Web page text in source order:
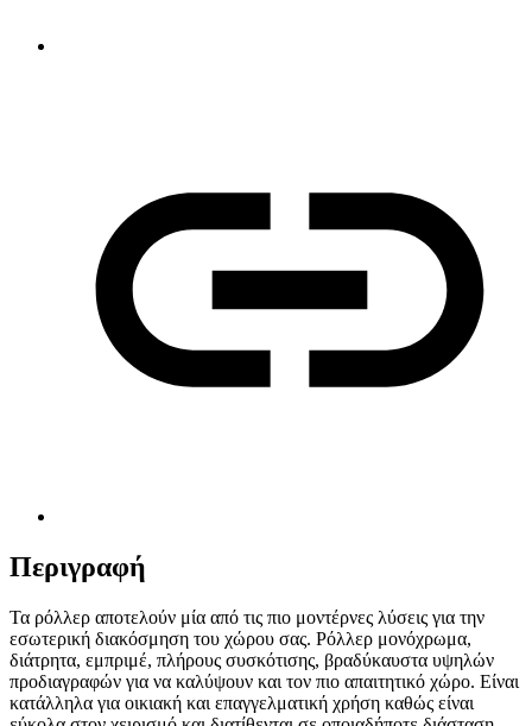
Περιγραφή
Τα ρόλλερ αποτελούν μία από τις πιο μοντέρνες λύσεις για την
εσωτερική διακόσμηση του χώρου σας. Ρόλλερ μονόχρωμα,
διάτρητα, εμπριμέ, πλήρους συσκότισης, βραδύκαυστα υψηλών
προδιαγραφών για να καλύψουν και τον πιο απαιτητικό χώρο. Είναι
κατάλληλα για οικιακή και επαγγελματική χρήση καθώς είναι